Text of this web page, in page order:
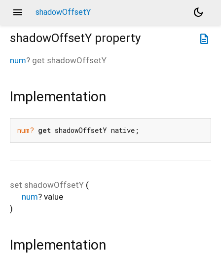
menu shadowOffsetY
dark_mode
description
shadowOffsetY property
num? get shadowOffsetY
Implementation
num? get shadowOffsetY native;
set shadowOffsetY (
num? value
)
Implementation